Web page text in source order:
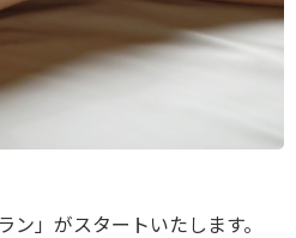
」がスタートいたします。